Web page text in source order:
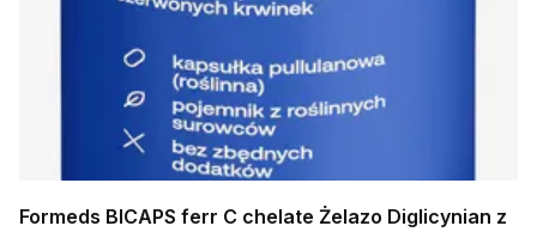
Formeds BICAPS ferr C chelate Żelazo Diglicynian z